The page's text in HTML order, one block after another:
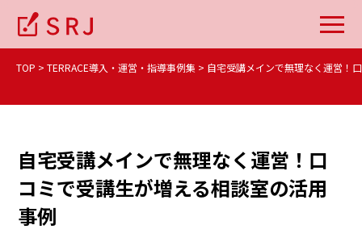
TOP TERRACE導入・運営・指導事例集 自宅受講メインで無理なく運営！
自宅受講メインで無理なく運営！口
コミで受講生が増える相談室の活用
事例